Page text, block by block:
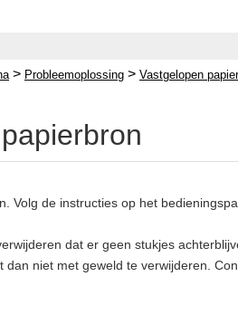
> Probleemoplossing > Vastgelopen
Volg de instructies op het
dat er geen stukjes
niet met geweld te verwijderen.